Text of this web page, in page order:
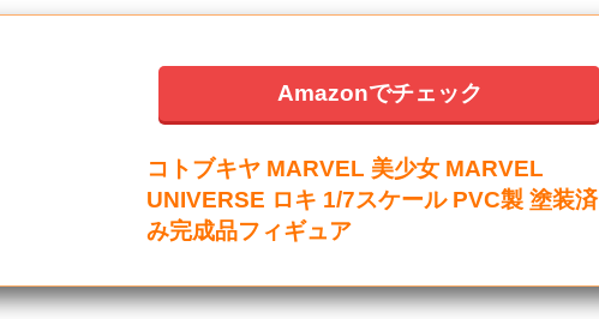
Amazonでチェック
コトブキヤ MARVEL 美少女 MARVEL
UNIVERSE ロキ 1/7スケール PVC製 塗装済
み完成品フィギュア